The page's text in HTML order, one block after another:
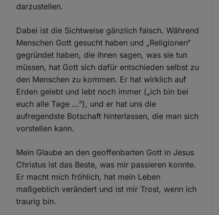
darzustellen.
Dabei ist die Sichtweise gänzlich falsch. Während
Menschen Gott gesucht haben und „Religionen“
gegründet haben, die ihnen sagen, was sie tun
müssen, hat Gott sich dafür entschieden selbst zu
den Menschen zu kommen. Er hat wirklich auf
Erden gelebt und lebt noch immer („ich bin bei
euch alle Tage …“), und er hat uns die
aufregendste Botschaft hinterlassen, die man sich
vorstellen kann.
Mein Glaube an den geoffenbarten Gott in Jesus
Christus ist das Beste, was mir passieren konnte.
Er macht mich fröhlich, hat mein Leben
maßgeblich verändert und ist mir Trost, wenn ich
traurig bin.